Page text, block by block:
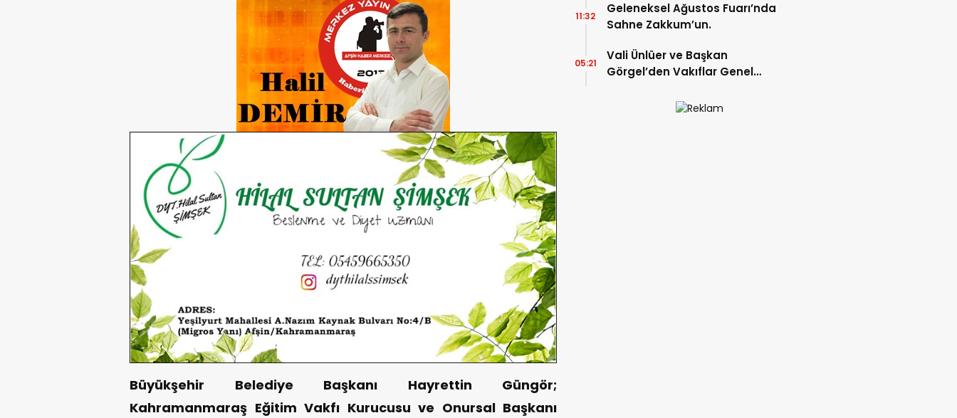
Büyükşehir Belediye Başkanı Hayrettin Güngör;
Kahramanmaraş Eğitim Vakfı Kurucusu ve Onursal Başkanı
Geleneksel Ağustos Fuarı’nda
Sahne Zakkum’un.
11:32
Vali Ünlüer ve Başkan
Görgel’den Vakıflar Genel
05:21